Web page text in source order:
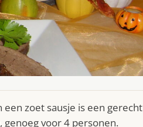
zoet sausje is een gerecht
genoeg voor 4 personen.